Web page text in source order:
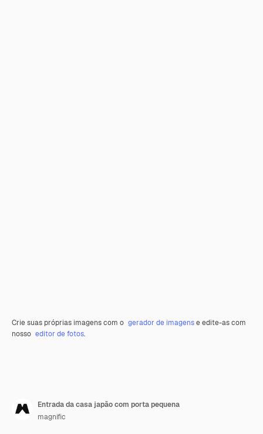
Crie suas próprias imagens com o gerador de imagense edite-as com
nosso editor de fotos.
Entrada da casa japão com porta pequena
magnific